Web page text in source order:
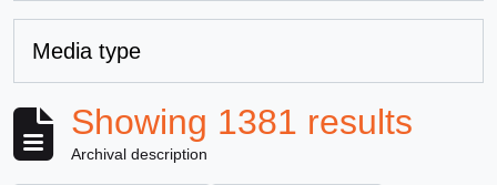
Media type
Showing 1381 results
Archival description